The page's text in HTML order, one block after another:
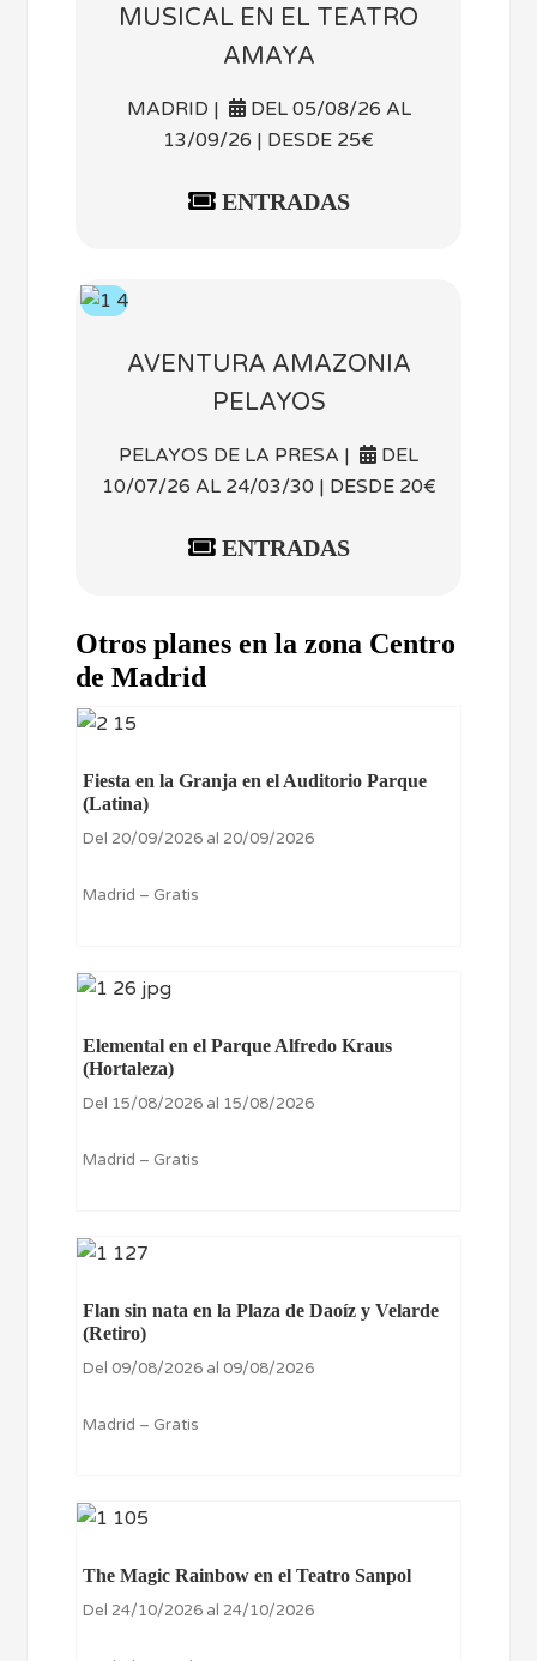
MUSICAL EN EL TEATRO
AMAYA
MADRID |
DEL 05/08/26 AL
13/09/26 | DESDE 25€
ENTRADAS
AVENTURA AMAZONIA
PELAYOS
PELAYOS DE LA PRESA |
DEL
10/07/26 AL 24/03/30 | DESDE 20€
ENTRADAS
Otros planes en la zona Centro
de Madrid
Fiesta en la Granja en el Auditorio Parque
(Latina)
Del 20/09/2026 al 20/09/2026
Madrid – Gratis
Elemental en el Parque Alfredo Kraus
(Hortaleza)
Del 15/08/2026 al 15/08/2026
Madrid – Gratis
Flan sin nata en la Plaza de Daoíz y Velarde
(Retiro)
Del 09/08/2026 al 09/08/2026
Madrid – Gratis
The Magic Rainbow en el Teatro Sanpol
Del 24/10/2026 al 24/10/2026